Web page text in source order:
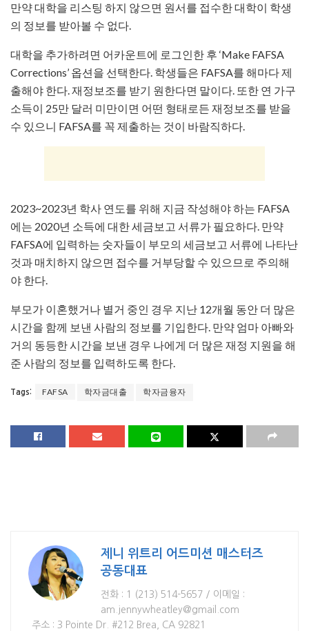
만약 대학을 리스팅 하지 않으면 원서를 접수한 대학이 학생
의 정보를 받아볼 수 없다.
대학을 추가하려면 어카운트에 로그인한 후 ‘Make FAFSA
Corrections’ 옵션을 선택한다. 학생들은 FAFSA를 해마다 제
출해야 한다. 재정보조를 받기 원한다면 말이다. 또한 연 가구
소득이 25만 달러 미만이면 어떤 형태로든 재정보조를 받을
수 있으니 FAFSA를 꼭 제출하는 것이 바람직하다.
2023~2023년 학사 연도를 위해 지금 작성해야 하는 FAFSA
에는 2020년 소득에 대한 세금보고 서류가 필요하다. 만약
FAFSA에 입력하는 숫자들이 부모의 세금보고 서류에 나타난
것과 매치하지 않으면 접수를 거부당할 수 있으므로 주의해
야 한다.
부모가 이혼했거나 별거 중인 경우 지난 12개월 동안 더 많은
시간을 함께 보낸 사람의 정보를 기입한다. 만약 엄마 아빠와
거의 동등한 시간을 보낸 경우 나에게 더 많은 재정 지원을 해
준 사람의 정보를 입력하도록 한다.
Tags: FAFSA 학자금대출 학자금융자
제니 위트리 어드미션 매스터즈
공동대표
전화 : 1 (213) 514-5657 / 이메일 :
am.jennywheatley@gmail.com
주소 : 3 Pointe Dr. #212 Brea, CA 92821